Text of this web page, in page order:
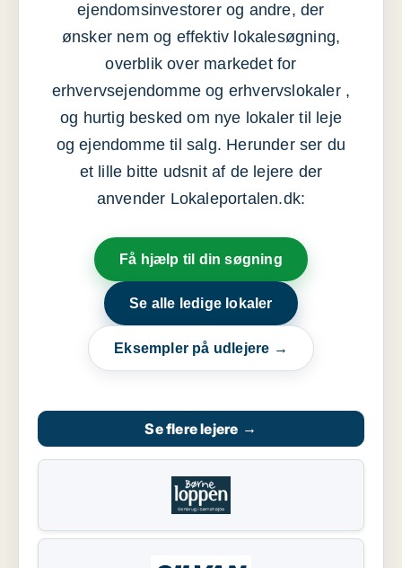
ejendomsinvestorer og andre, der
ønsker nem og effektiv lokalesøgning,
overblik over markedet for
erhvervsejendomme og erhvervslokaler ,
og hurtig besked om nye lokaler til leje
og ejendomme til salg. Herunder ser du
et lille bitte udsnit af de lejere der
anvender Lokaleportalen.dk:
Få hjælp til din søgning
Se alle ledige lokaler
Eksempler på udlejere →
Se flere lejere →